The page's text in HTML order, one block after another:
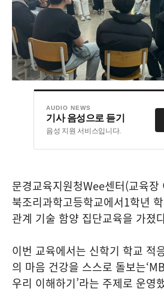
AUDIO NEWS
기사 음성으로 듣기
음성 지원 서비스입니다.
문경교육지원청Wee센터(교육장
북조리과학고등학교에서1학년
관계 기술 함양 집단교육을 가졌
이번 교육에서는 신학기 학교 적
의 마음 건강을 스스로 돌보는
우리 이해하기’라는 주제로 운영